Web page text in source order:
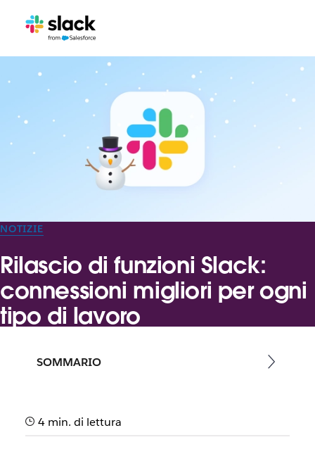
NOTIZIE
Rilascio di funzioni Slack:
connessioni migliori per ogni
tipo di lavoro
Il team di Slack
SOMMARIO
4 min. di lettura